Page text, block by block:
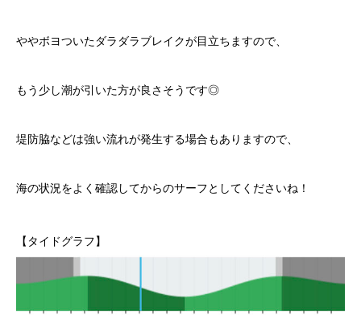
ややボヨついたダラダラブレイクが目立ちますので、
もう少し潮が引いた方が良さそうです◎
堤防脇などは強い流れが発生する場合もありますので、
海の状況をよく確認してからのサーフとしてくださいね！
【タイドグラフ】